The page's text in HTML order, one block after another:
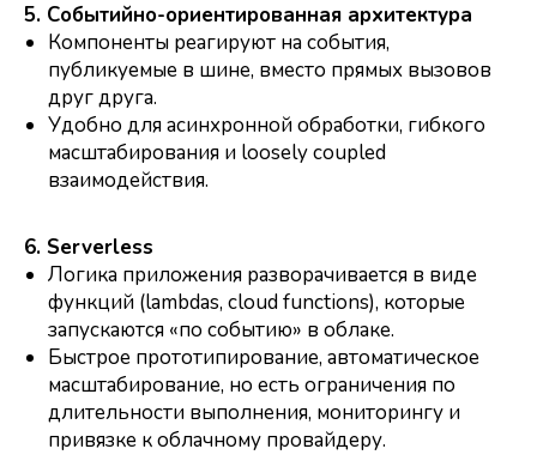
5. Событийно-ориентированная архитектура
Компоненты реагируют на события,
публикуемые в шине, вместо прямых вызовов
друг друга.
Удобно для асинхронной обработки, гибкого
масштабирования и loosely coupled
взаимодействия.
6. Serverless
Логика приложения разворачивается в виде
функций (lambdas, cloud functions), которые
запускаются «по событию» в облаке.
Быстрое прототипирование, автоматическое
масштабирование, но есть ограничения по
длительности выполнения, мониторингу и
привязке к облачному провайдеру.